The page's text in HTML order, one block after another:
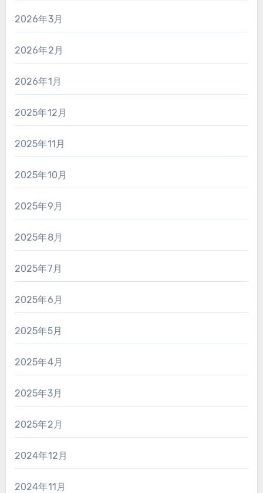
2026年3月
2026年2月
2026年1月
2025年12月
2025年11月
2025年10月
2025年9月
2025年8月
2025年7月
2025年6月
2025年5月
2025年4月
2025年3月
2025年2月
2024年12月
2024年11月